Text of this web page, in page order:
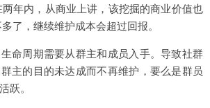
年内，从商业上讲，该挖掘的商业价值也
了，继续维护成本会超过回报。
命周期需要从群主和成员入手。导致社群
主的目的未达成而不再维护，要么是群员
跃。